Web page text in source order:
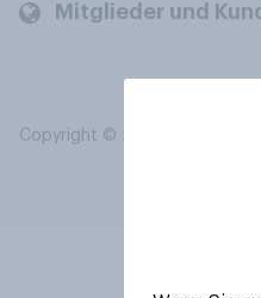
Mitglieder und
Copyright © 2026 YouGov